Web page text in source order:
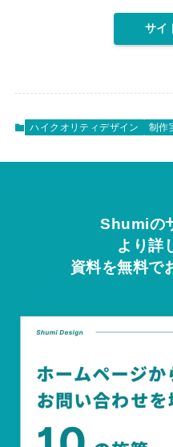
サイ
ハイクオリティデザイン 制作
Shumiの
より詳
資料を無料で